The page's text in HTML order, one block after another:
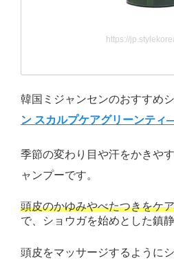
https://
韓国ミジャンセンのおすすめ
ン スカルプケアグリーンティ
季節の変わり目や汗をかきや
ャンプーです。
頭皮のかゆみやべたつきをケ
で、ショウガを始めとした鎮
頭皮をマッサージするように